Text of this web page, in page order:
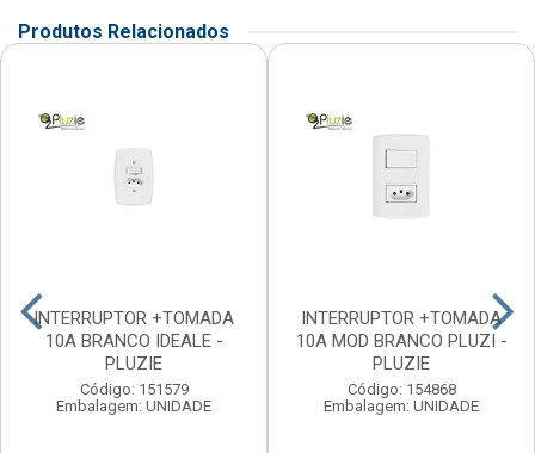
Produtos Relacionados
INTERRUPTOR +TOMADA
10A BRANCO IDEALE -
PLUZIE
Código: 151579
Embalagem: UNIDADE
INTERRUPTOR +TOMADA
10A MOD BRANCO PLUZI -
PLUZIE
Código: 154868
Embalagem: UNIDADE